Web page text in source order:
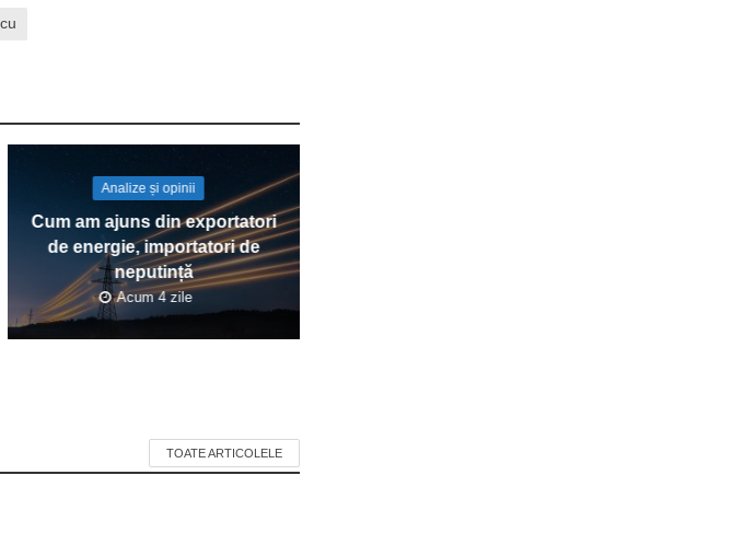
Analize și opinii
Cum am ajuns din exportatori
de energie, importatori de
neputință
Acum 4 zile
TOATE ARTICOLELE